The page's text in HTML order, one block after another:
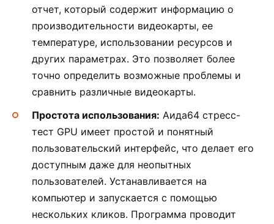
отчет, который содержит информацию о
производительности видеокарты, ее
температуре, использовании ресурсов и
других параметрах. Это позволяет более
точно определить возможные проблемы и
сравнить различные видеокарты.
Простота использования: Аида64 стресс-
тест GPU имеет простой и понятный
пользовательский интерфейс, что делает его
доступным даже для неопытных
пользователей. Устанавливается на
компьютер и запускается с помощью
нескольких кликов. Программа проводит